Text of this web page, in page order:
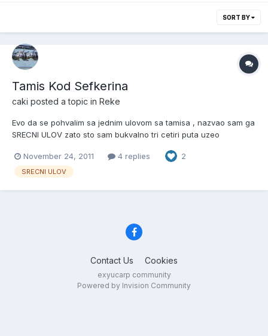
SORT BY
Tamis Kod Sefkerina
caki posted a topic in Reke
Evo da se pohvalim sa jednim ulovom sa tamisa , nazvao sam ga
SRECNI ULOV zato sto sam bukvalno tri cetiri puta uzeo
sreci nije bilo kraja drugari tu pecaju godinama i poznaju
maltene svaki kamen , panj , rupu i oni su me ucili sta i...
November 24, 2011 4 replies 2
SRECNI ULOV
Contact Us Cookies
exyucarp community
Powered by Invision Community